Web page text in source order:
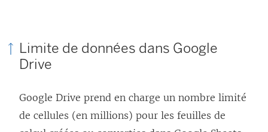
Limite de données dans Google
Drive
Google Drive prend en charge un nombre limité
de cellules (en millions) pour les feuilles de